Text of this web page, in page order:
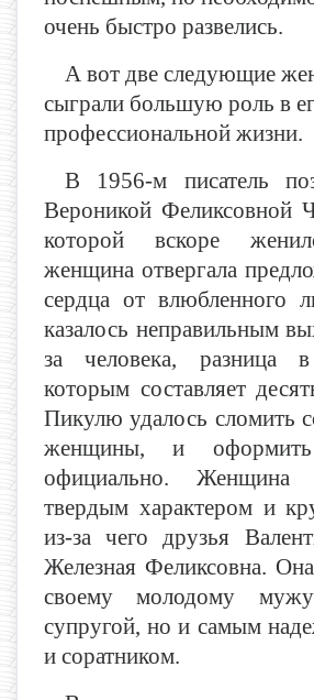
очень быстро развелись.
А вот две следующие
сыграли большую роль в
профессиональной жизни.
В 1956-м писатель
Вероникой Феликсовной
которой вскоре
женщина отвергала
сердца от влюбленного
казалось неправильным
за человека, разница
которым составляет
Пикулю удалось сломить
женщины, и оформить
официально. Женщина
твердым характером и
из-за чего друзья
Железная Феликсовна.
своему молодому
супругой, но и самым
и соратником.